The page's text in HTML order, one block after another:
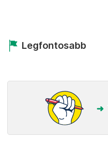
Legfontosabb